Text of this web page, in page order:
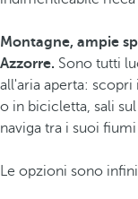
Montagne, ampie
Azzorre. Sono tutti
all'aria aperta: scopri
o in bicicletta, sali
naviga tra i suoi
Le opzioni sono